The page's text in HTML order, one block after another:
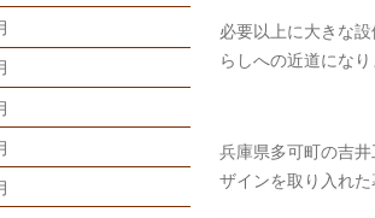
必要以上に大きな
らしへの近道になり
兵庫県多可町の吉
ザインを取り入れた